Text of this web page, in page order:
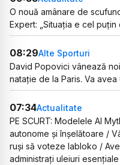
O nouă amânare de
Expert: „Situația e cel puțin
08:29Alte Sporturi
David Popovici vânează
natație de la Paris. Va
07:34Actualitate
PE SCURT: Modelele AI
autonome și înșelătoare /
ruși să voteze Iabloko /
administrați uleiuri